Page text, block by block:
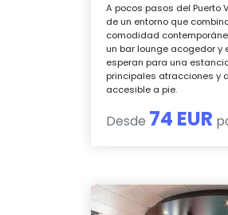
A pocos pasos del Puerto
de un entorno que
comodidad
un bar lounge acogedor y
esperan para una
principales atracciones y
accesible a pie.
Desde 74 EUR